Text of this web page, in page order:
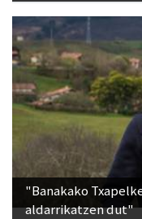
"Banakako
aldarrikatzen dut"